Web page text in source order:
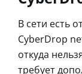
В сети есть
CyberDrop
откуда
требует